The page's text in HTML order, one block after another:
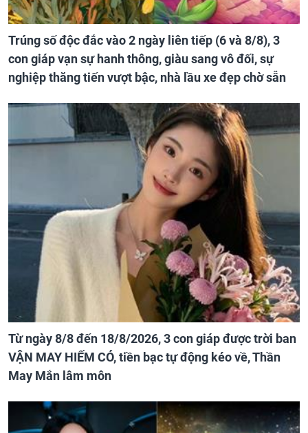
Trúng số độc đắc vào 2 ngày liên tiếp (6 và 8/8), 3
con giáp vạn sự hanh thông, giàu sang vô đối, sự
nghiệp thăng tiến vượt bậc, nhà lầu xe đẹp chờ sẵn
Từ ngày 8/8 đến 18/8/2026, 3 con giáp được trời ban
VẬN MAY HIẾM CÓ, tiền bạc tự động kéo về, Thần
May Mắn lâm môn